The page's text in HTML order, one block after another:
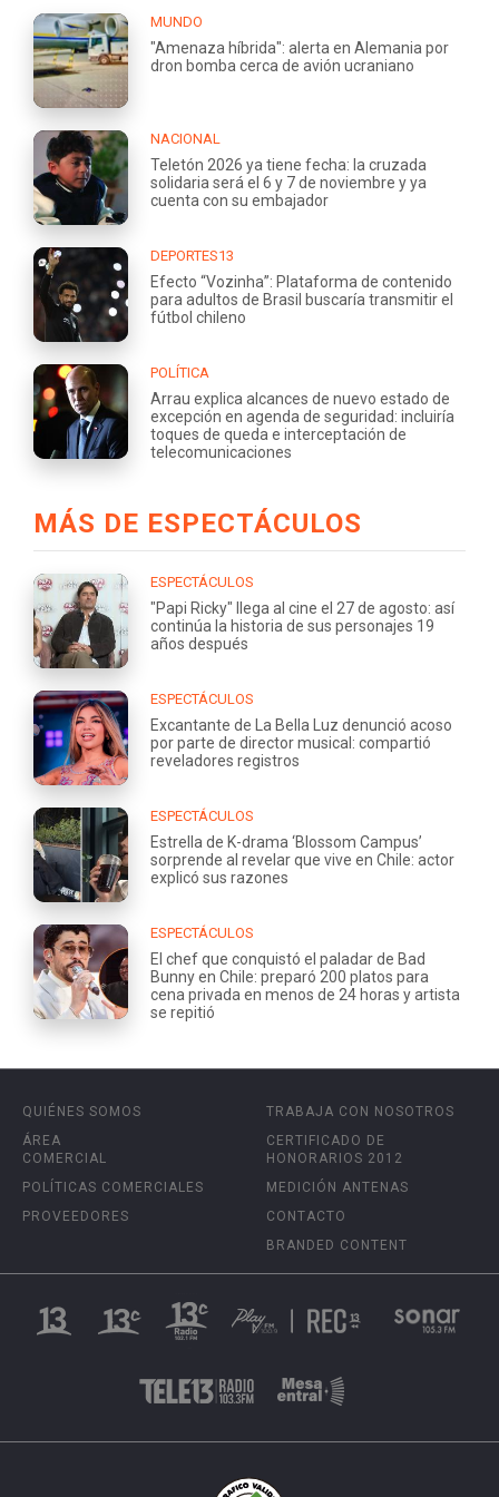
MUNDO
"Amenaza híbrida": alerta en Alemania por
dron bomba cerca de avión ucraniano
NACIONAL
Teletón 2026 ya tiene fecha: la cruzada
solidaria será el 6 y 7 de noviembre y ya
cuenta con su embajador
DEPORTES13
Efecto “Vozinha”: Plataforma de contenido
para adultos de Brasil buscaría transmitir el
fútbol chileno
POLÍTICA
Arrau explica alcances de nuevo estado de
excepción en agenda de seguridad: incluiría
toques de queda e interceptación de
telecomunicaciones
MÁS DE ESPECTÁCULOS
ESPECTÁCULOS
"Papi Ricky" llega al cine el 27 de agosto: así
continúa la historia de sus personajes 19
años después
ESPECTÁCULOS
Excantante de La Bella Luz denunció acoso
por parte de director musical: compartió
reveladores registros
ESPECTÁCULOS
Estrella de K-drama ‘Blossom Campus’
sorprende al revelar que vive en Chile: actor
explicó sus razones
ESPECTÁCULOS
El chef que conquistó el paladar de Bad
Bunny en Chile: preparó 200 platos para
cena privada en menos de 24 horas y artista
se repitió
QUIÉNES SOMOS
ÁREA
COMERCIAL
POLÍTICAS COMERCIALES
PROVEEDORES
TRABAJA CON NOSOTROS
CERTIFICADO DE
HONORARIOS 2012
MEDICIÓN ANTENAS
CONTACTO
BRANDED CONTENT